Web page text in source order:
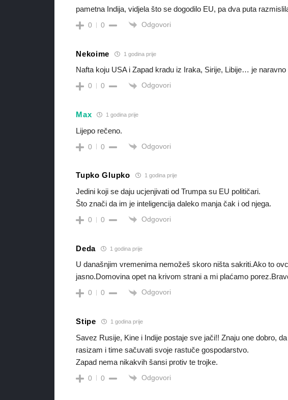
pametna Indija, vidjela što se dogodilo EU, pa dva puta
0 0 Odgovori
Nekoime 1 godina prije
Nafta koju USA i Zapad kradu iz Iraka, Sirije, Libije… je
0 0 Odgovori
Max 1 godina prije
Lijepo rečeno.
0 0 Odgovori
Tupko Glupko 1 godina prije
Jedini koji se daju ucjenjivati od Trumpa su EU političari.
Što znači da im je inteligencija daleko manja čak i od njega.
0 0 Odgovori
Deda 1 godina prije
U današnjim vremenima nemožeš skoro ništa sakriti.Ako to
jasno.Domovina opet na krivom strani a mi plaćamo
0 0 Odgovori
Stipe 1 godina prije
Savez Rusije, Kine i Indije postaje sve jači!! Znaju one dobro,
rasizam i time sačuvati svoje rastuče gospodarstvo.
Zapad nema nikakvih šansi protiv te trojke.
0 0 Odgovori